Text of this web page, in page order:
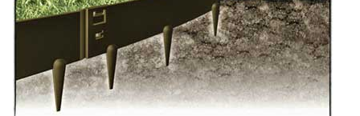
Pamětní deska arcibiskupa Micara ve
vstupu do poutního místa Římov
Plastika Koule v Gutenbergově ulici v
Liberci
Pamětní deska Vojtěcha Kocmicha na